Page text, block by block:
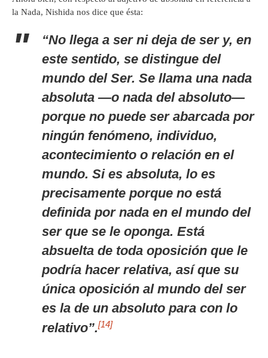
la Nada, Nishida nos dice que ésta:
“No llega a ser ni deja de ser y, en
este sentido, se distingue del
mundo del Ser. Se llama una nada
absoluta —o nada del absoluto—
porque no puede ser abarcada por
ningún fenómeno, individuo,
acontecimiento o relación en el
mundo. Si es absoluta, lo es
precisamente porque no está
definida por nada en el mundo del
ser que se le oponga. Está
absuelta de toda oposición que le
podría hacer relativa, así que su
única oposición al mundo del ser
es la de un absoluto para con lo
relativo”.[14]